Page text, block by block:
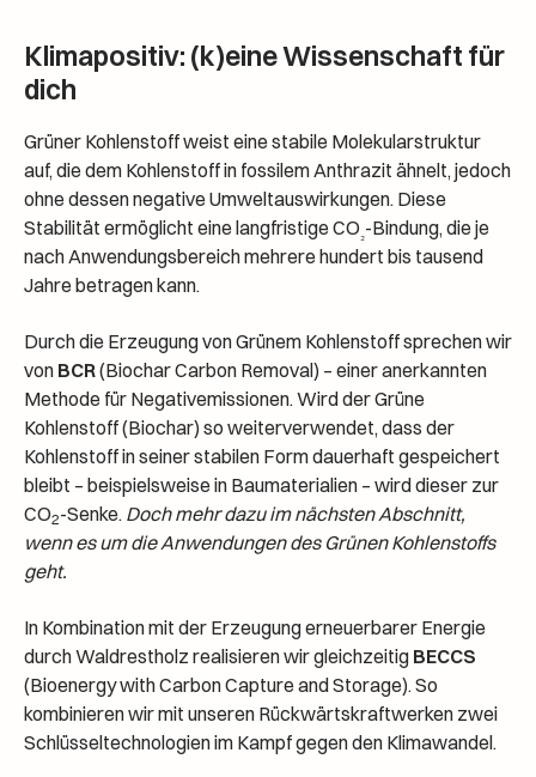
Klimapositiv: (k)eine Wissenschaft für
dich
Grüner Kohlenstoff weist eine stabile Molekularstruktur
auf, die dem Kohlenstoff in fossilem Anthrazit ähnelt, jedoch
ohne dessen negative Umweltauswirkungen. Diese
Stabilität ermöglicht eine langfristige CO₂-Bindung, die je
nach Anwendungsbereich mehrere hundert bis tausend
Jahre betragen kann.
Durch die Erzeugung von Grünem Kohlenstoff sprechen wir
von BCR(Biochar Carbon Removal) – einer anerkannten
Methode für Negativemissionen. Wird der Grüne
Kohlenstoff (Biochar) so weiterverwendet, dass der
Kohlenstoff in seiner stabilen Form dauerhaft gespeichert
bleibt – beispielsweise in Baumaterialien – wird dieser zur
CO2-Senke. Doch mehr dazu im nächsten Abschnitt,
wenn es um die Anwendungen des Grünen Kohlenstoffs
geht.
In Kombination mit der Erzeugung erneuerbarer Energie
durch Waldrestholz realisieren wir gleichzeitig BECCS
(Bioenergy with Carbon Capture and Storage). So
kombinieren wir mit unseren Rückwärtskraftwerken zwei
Schlüsseltechnologien im Kampf gegen den Klimawandel.